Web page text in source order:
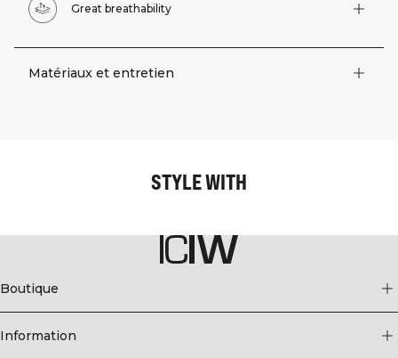
Great breathability
Matériaux et entretien
STYLE WITH
Boutique
Information